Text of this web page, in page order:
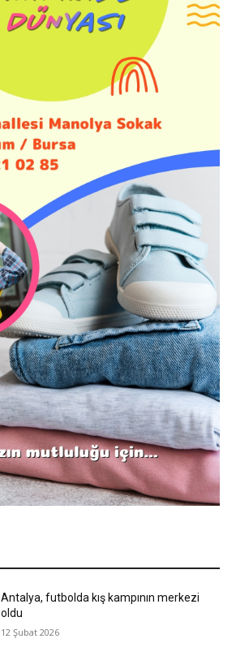
Antalya, futbolda kış kampının merkezi
oldu
12 Şubat 2026